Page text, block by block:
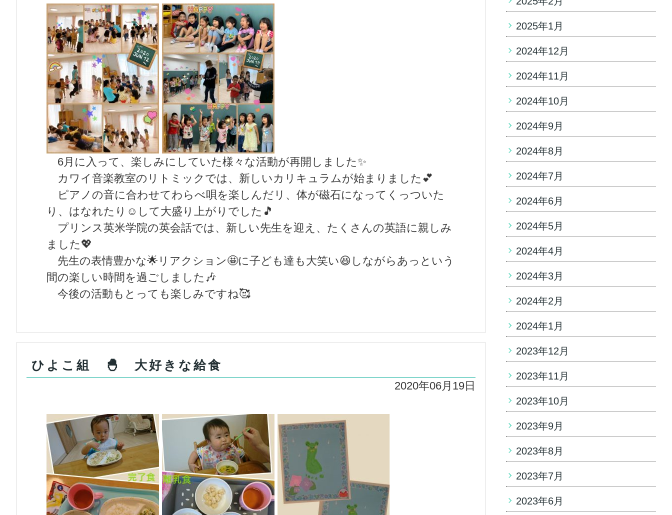
6月に入って、楽しみにしていた様々な活動が再開しました✨
カワイ音楽教室のリトミックでは、新しいカリキュラムが始まりました💕
ピアノの音に合わせてわらべ唄を楽しんだリ、体が磁石になってくっついた
り、はなれたり☺️して大盛り上がりでした🎵
プリンス英米学院の英会話では、新しい先生を迎え、たくさんの英語に親しみ
ました💖
先生の表情豊かな🌟リアクション🤩に子ども達も大笑い😆しながらあっという
間の楽しい時間を過ごしました🎶
今後の活動もとっても楽しみですね🥰
ひよこ組 🐣 大好きな給食
2020年06月19日
2025年1月
2024年12月
2024年11月
2024年10月
2024年9月
2024年8月
2024年7月
2024年6月
2024年5月
2024年4月
2024年3月
2024年2月
2024年1月
2023年12月
2023年11月
2023年10月
2023年9月
2023年8月
2023年7月
2023年6月